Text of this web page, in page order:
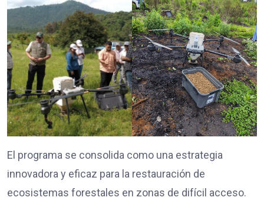
El programa se consolida como una estrategia
innovadora y eficaz para la restauración de
ecosistemas forestales en zonas de difícil acceso.